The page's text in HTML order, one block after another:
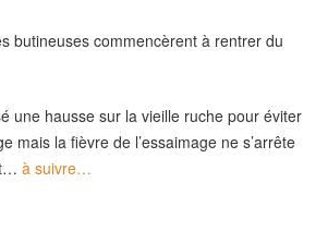
butineuses commencèrent à rentrer du
une hausse sur la vieille ruche pour éviter
mais la fièvre de l’essaimage ne s’arrête
à suivre…